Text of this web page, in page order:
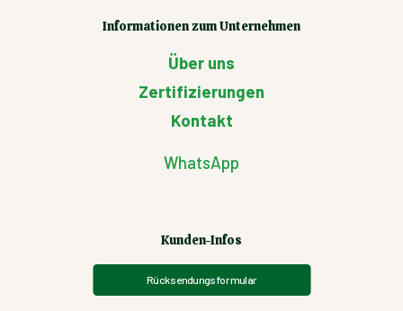
Informationen zum Unternehmen
Über uns
Zertifizierungen
Kontakt
WhatsApp
Kunden-Infos
Rücksendungsformular